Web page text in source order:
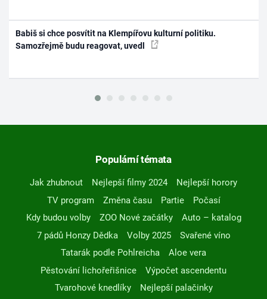
Babiš si chce posvítit na Klempířovu kulturní politiku.
Samozřejmě budu reagovat, uvedl
Populární témata
Jak zhubnout Nejlepší filmy 2024
Nejlepší horory
TV program
Změna času Partie
Počasí
Kdy budou volby
ZOO Nové začátky
Auto – katalog
7 pádů Honzy Dědka
Volby 2025
Svařené víno
Tatarák podle Pohlreicha
Aloe vera
Pěstování lichořeřišnice
Výpočet ascendentu
Tvarohové knedlíky
Nejlepší palačinky